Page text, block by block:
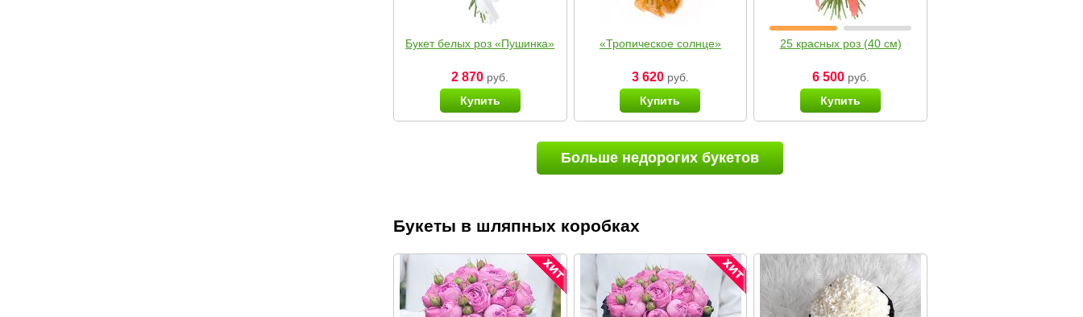
Букет белых роз «Пушинка»
2 870 руб.
Купить
«Тропическое солнце»
3 620руб.
Купить
25 красных роз (40 см)
6 500руб.
Купить
Больше недорогих букетов
Букеты в шляпных коробках